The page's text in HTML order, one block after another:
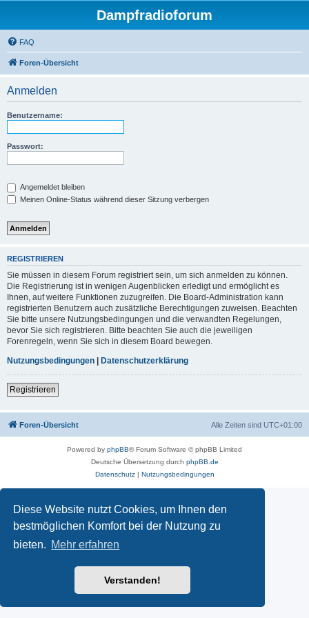
Diese Website nutzt Cookies, um Ihnen den
bestmöglichen Komfort bei der Nutzung zu
bieten. Mehr erfahren
Verstanden!
Dampfradioforum
FAQ
Foren-Übersicht
Anmelden
Benutzername:
Passwort:
Angemeldet bleiben
Meinen Online-Status während dieser Sitzung verbergen
REGISTRIEREN
Sie müssen in diesem Forum registriert sein, um sich anmelden zu können.
Die Registrierung ist in wenigen Augenblicken erledigt und ermöglicht es
Ihnen, auf weitere Funktionen zuzugreifen. Die Board-Administration kann
registrierten Benutzern auch zusätzliche Berechtigungen zuweisen. Beachten
Sie bitte unsere Nutzungsbedingungen und die verwandten Regelungen,
bevor Sie sich registrieren. Bitte beachten Sie auch die jeweiligen
Forenregeln, wenn Sie sich in diesem Board bewegen.
Nutzungsbedingungen | Datenschutzerklärung
Registrieren
Foren-Übersicht Alle Zeiten sind UTC+01:00
Powered by phpBB® Forum Software © phpBB Limited
Deutsche Übersetzung durch phpBB.de
Datenschutz| Nutzungsbedingungen